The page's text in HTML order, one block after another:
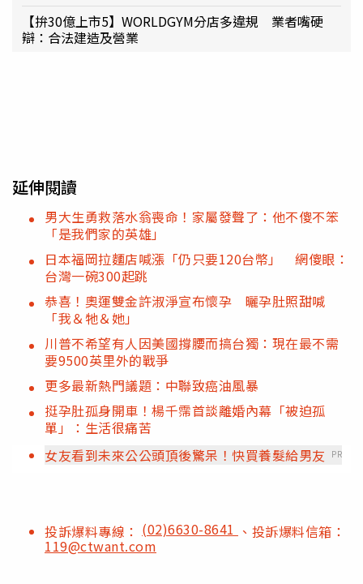
【拚30億上市5】WORLDGYM分店多違規 業者嘴硬
辯：合法建造及營業
延伸閱讀
男大生勇救落水翁喪命！家屬發聲了：他不傻不笨
「是我們家的英雄」
日本福岡拉麵店喊漲「仍只要120台幣」 網傻眼：
台灣一碗300起跳
恭喜！奧運雙金許淑淨宣布懷孕 曬孕肚照甜喊
「我＆牠＆她」
川普不希望有人因美國撐腰而搞台獨：現在最不需
要9500英里外的戰爭
更多最新熱門議題：中聯致癌油風暴
挺孕肚孤身開車！楊千霈首談離婚內幕「被迫孤
單」：生活很痛苦
女友看到未來公公頭頂後驚呆！快買養髮給男友
PR
投訴爆料專線： (02)6630-8641 、投訴爆料信箱：
119@ctwant.com